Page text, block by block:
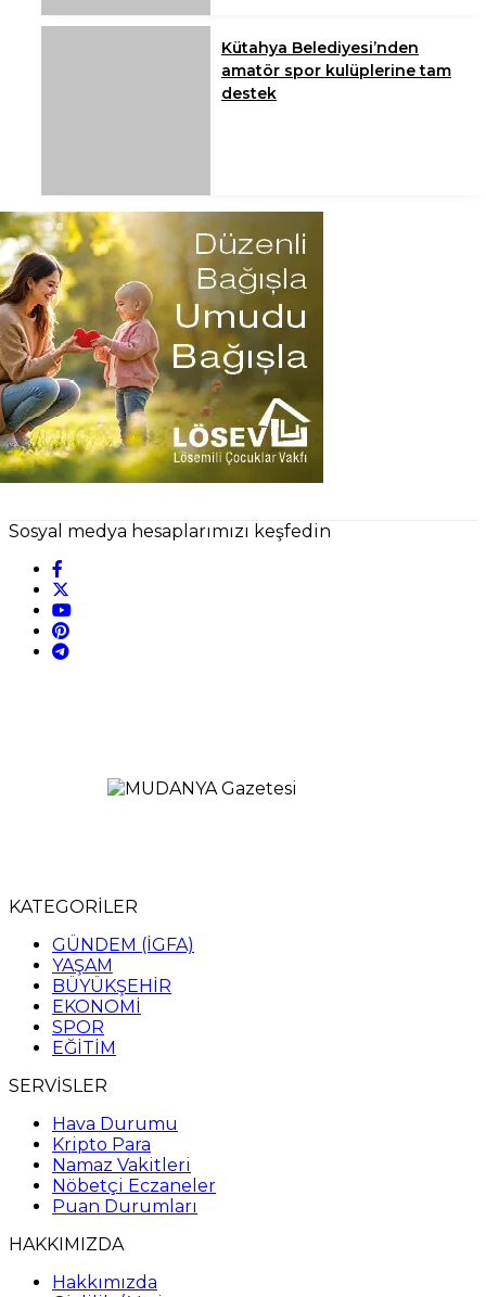
Kütahya Belediyesi’nden
amatör spor kulüplerine tam
destek
Sosyal medya hesaplarımızı keşfedin
KATEGORİLER
GÜNDEM (İGFA)
YAŞAM
BÜYÜKŞEHİR
EKONOMİ
SPOR
EĞİTİM
SERVİSLER
Hava Durumu
Kripto Para
Namaz Vakitleri
Nöbetçi Eczaneler
Puan Durumları
HAKKIMIZDA
Hakkımızda